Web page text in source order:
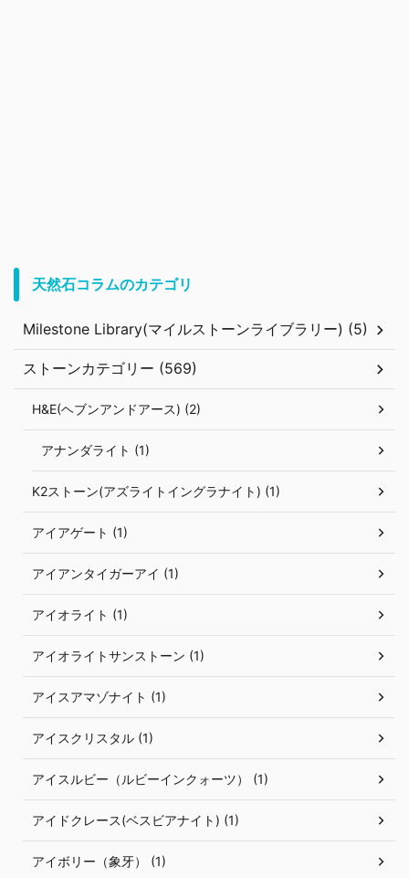
天然石コラムのカテゴリ
Milestone Library(マイルストーンライブラリー) (5)
ストーンカテゴリー (569)
H&E(ヘブンアンドアース) (2)
アナンダライト (1)
K2ストーン(アズライトイングラナイト) (1)
アイアゲート (1)
アイアンタイガーアイ (1)
アイオライト (1)
アイオライトサンストーン (1)
アイスアマゾナイト (1)
アイスクリスタル (1)
アイスルビー（ルビーインクォーツ） (1)
アイドクレース(ベスビアナイト) (1)
アイボリー（象牙） (1)